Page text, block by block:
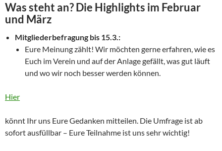
Was steht an? Die Highlights im Februar
und März
Mitgliederbefragung bis 15.3.:
Eure Meinung zählt! Wir möchten gerne erfahren, wie es
Euch im Verein und auf der Anlage gefällt, was gut läuft
und wo wir noch besser werden können.
Hier
könnt Ihr uns Eure Gedanken mitteilen. Die Umfrage ist ab
sofort ausfüllbar – Eure Teilnahme ist uns sehr wichtig!